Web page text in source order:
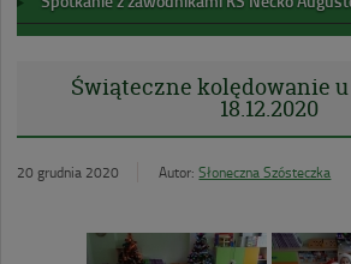
Świąteczne kolędowanie
18.12.2020
20 grudnia 2020 Autor:Słoneczna Szósteczka